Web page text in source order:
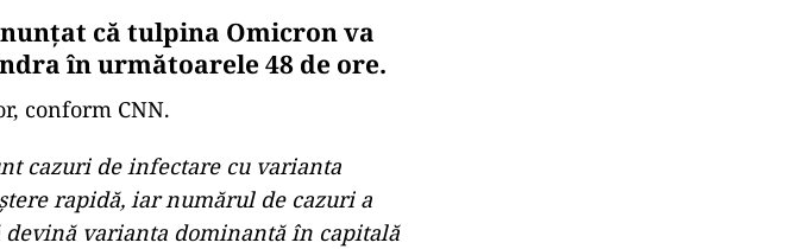
că tulpina Omicron va
în următoarele 48 de ore.
conform CNN.
cazuri de infectare cu varianta
rapidă, iar numărul de cazuri a
devină varianta dominantă în capitală